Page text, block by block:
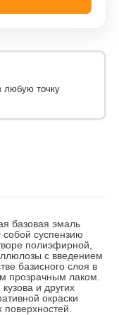
любую точку
базовая эмаль
суспензию
полиэфирной,
с введением
базисного слоя в
прозрачным лаком.
и других
окраски